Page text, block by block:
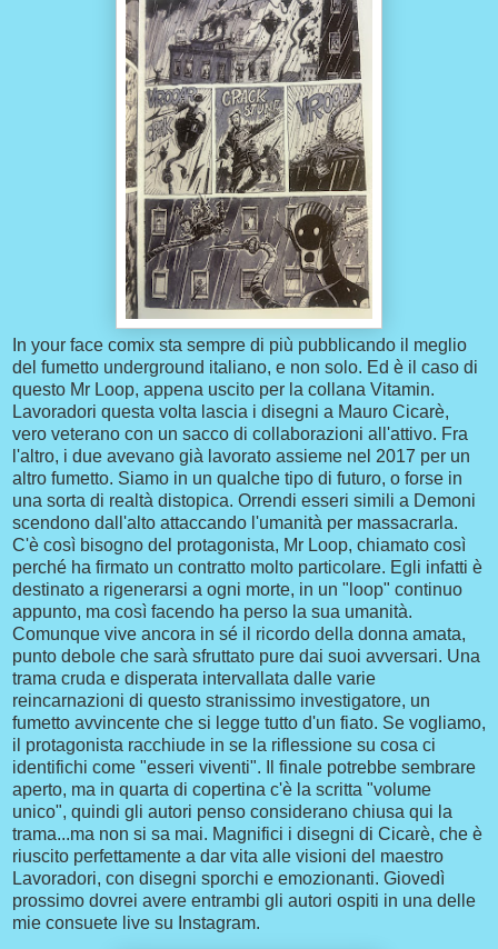
In your face comix sta sempre di più pubblicando il meglio
del fumetto underground italiano, e non solo. Ed è il caso di
questo Mr Loop, appena uscito per la collana Vitamin.
Lavoradori questa volta lascia i disegni a Mauro Cicarè,
vero veterano con un sacco di collaborazioni all'attivo. Fra
l'altro, i due avevano già lavorato assieme nel 2017 per un
altro fumetto. Siamo in un qualche tipo di futuro, o forse in
una sorta di realtà distopica. Orrendi esseri simili a Demoni
scendono dall'alto attaccando l'umanità per massacrarla.
C'è così bisogno del protagonista, Mr Loop, chiamato così
perché ha firmato un contratto molto particolare. Egli infatti è
destinato a rigenerarsi a ogni morte, in un "loop" continuo
appunto, ma così facendo ha perso la sua umanità.
Comunque vive ancora in sé il ricordo della donna amata,
punto debole che sarà sfruttato pure dai suoi avversari. Una
trama cruda e disperata intervallata dalle varie
reincarnazioni di questo stranissimo investigatore, un
fumetto avvincente che si legge tutto d'un fiato. Se vogliamo,
il protagonista racchiude in se la riflessione su cosa ci
identifichi come "esseri viventi". Il finale potrebbe sembrare
aperto, ma in quarta di copertina c'è la scritta "volume
unico", quindi gli autori penso considerano chiusa qui la
trama...ma non si sa mai. Magnifici i disegni di Cicarè, che è
riuscito perfettamente a dar vita alle visioni del maestro
Lavoradori, con disegni sporchi e emozionanti. Giovedì
prossimo dovrei avere entrambi gli autori ospiti in una delle
mie consuete live su Instagram.